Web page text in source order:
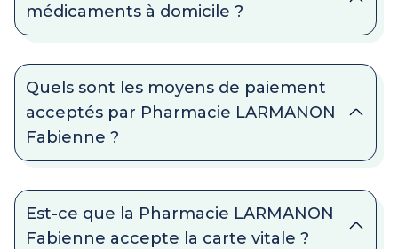
médicaments à domicile ?
Quels sont les moyens de paiement
acceptés par Pharmacie LARMANON
Fabienne ?
Est-ce que la Pharmacie LARMANON
Fabienne accepte la carte vitale ?